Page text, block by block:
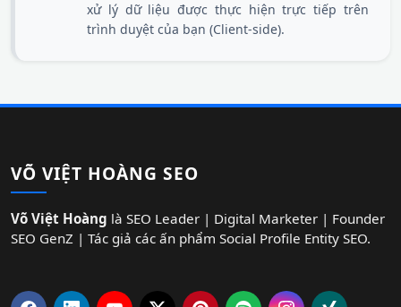
xử lý dữ liệu được thực hiện trực tiếp trên
trình duyệt của bạn (Client-side).
VÕ VIỆT HOÀNG SEO
Võ Việt Hoàng là SEO Leader | Digital Marketer | Founder
SEO GenZ | Tác giả các ấn phẩm Social Profile Entity SEO.